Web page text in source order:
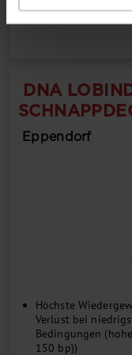
DNA
Eppendorf
Höchste
Verlust bei
Bedingungen
150 bp))